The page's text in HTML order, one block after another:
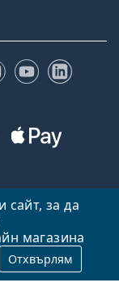
сайт, за да
магазина
Отхвърлям
Instagram
YouTube
Нагоре
Lentiamo s.r.o.,
на 18 години.